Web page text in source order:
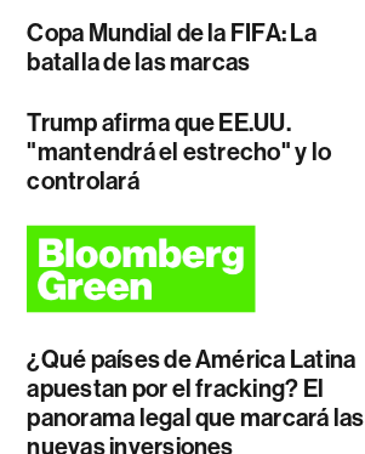
Copa Mundial de la FIFA: La
batalla de las marcas
Trump afirma que EE.UU.
"mantendrá el estrecho" y lo
controlará
¿Qué países de América Latina
apuestan por el fracking? El
panorama legal que marcará las
nuevas inversiones